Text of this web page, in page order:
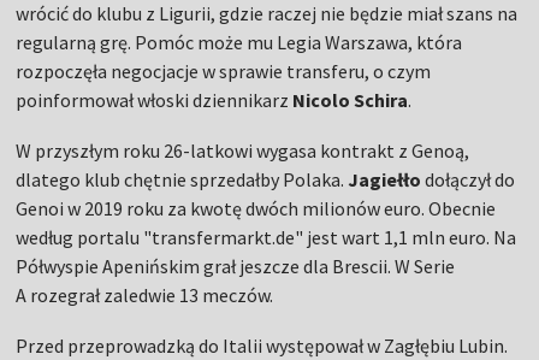
wrócić do klubu z Ligurii, gdzie raczej nie będzie miał szans na
regularną grę. Pomóc może mu Legia Warszawa, która
rozpoczęła negocjacje w sprawie transferu, o czym
poinformował włoski dziennikarz Nicolo Schira.
W przyszłym roku 26-latkowi wygasa kontrakt z Genoą,
dlatego klub chętnie sprzedałby Polaka. Jagiełło dołączył do
Genoi w 2019 roku za kwotę dwóch milionów euro. Obecnie
według portalu "transfermarkt.de" jest wart 1,1 mln euro. Na
Półwyspie Apenińskim grał jeszcze dla Brescii. W Serie
A rozegrał zaledwie 13 meczów.
Przed przeprowadzką do Italii występował w Zagłębiu Lubin.